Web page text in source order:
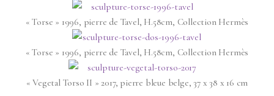
« Torse » 1996, pierre de Tavel, H.58cm, Collection Hermès
« Torse » 1996, pierre de Tavel, H.58cm, Collection Hermès
« Vegetal Torso II » 2017, pierre bleue belge, 37 x 38 x 16 cm